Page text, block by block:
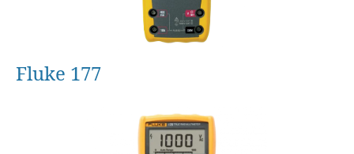
Fluke 177